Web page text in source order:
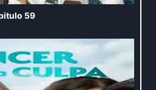
59